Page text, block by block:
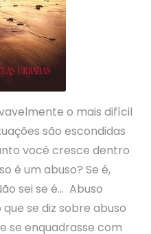
o mais difícil
são escondidas
você cresce dentro
é um abuso? Se é,
sei se é… Abuso
se diz sobre abuso
se enquadrasse com